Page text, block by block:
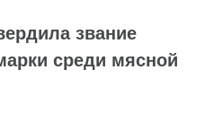
звание
среди мясной